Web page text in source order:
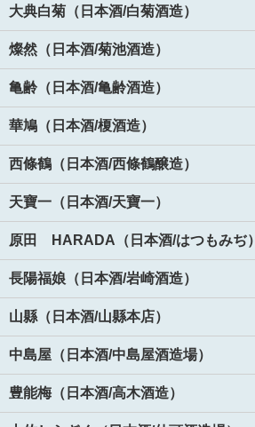
大典白菊（日本酒/白菊酒造）
燦然（日本酒/菊池酒造）
亀齢（日本酒/亀齢酒造）
華鳩（日本酒/榎酒造）
西條鶴（日本酒/西條鶴醸造）
天寶一（日本酒/天寶一）
原田 HARADA（日本酒/はつもみぢ）
長陽福娘（日本酒/岩崎酒造）
山縣（日本酒/山縣本店）
中島屋（日本酒/中島屋酒造場）
豊能梅（日本酒/高木酒造）